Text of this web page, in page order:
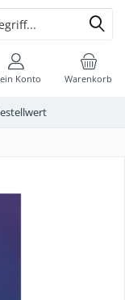
Warenkorb
Konto